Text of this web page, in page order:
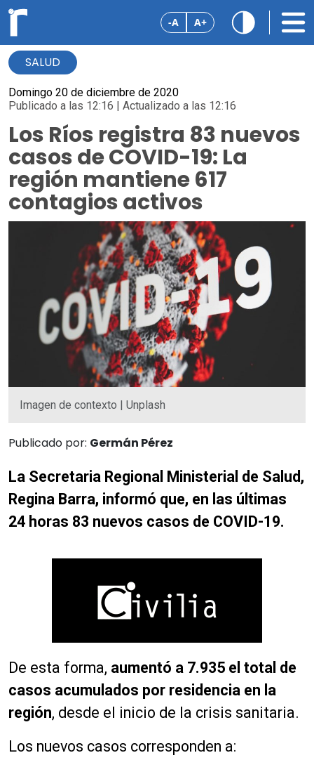
-A A+
SALUD
Domingo 20 de diciembre de 2020
Publicado a las 12:16 | Actualizado a las 12:16
Los Ríos registra 83 nuevos
casos de COVID-19: La
región mantiene 617
contagios activos
Imagen de contexto | Unplash
Publicado por: Germán Pérez
La Secretaria Regional Ministerial de Salud,
Regina Barra, informó que, en las últimas
24 horas 83 nuevos casos de COVID-19.
De esta forma, aumentó a 7.935 el total de
casos acumulados por residencia en la
región, desde el inicio de la crisis sanitaria.
Los nuevos casos corresponden a: